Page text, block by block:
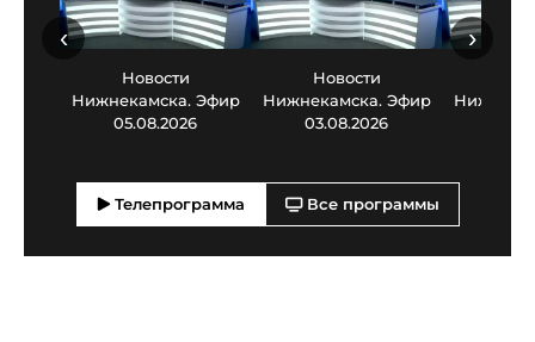
Новости
Нижнекамска. Эфир
05.08.2026
Новости
Нижнекамска. Эфир
03.08.2026
‹ ›
Телепрограмма Все программы